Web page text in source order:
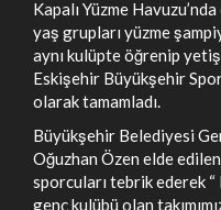
Kapalı Yüzme
yaş grupları yüzme
aynı kulüpte öğrenip
Eskişehir Büyükşehir
olarak tamamladı.
Büyükşehir Belediyesi
Oğuzhan Özen elde
sporcuları tebrik ederek “
genç kulübü olan